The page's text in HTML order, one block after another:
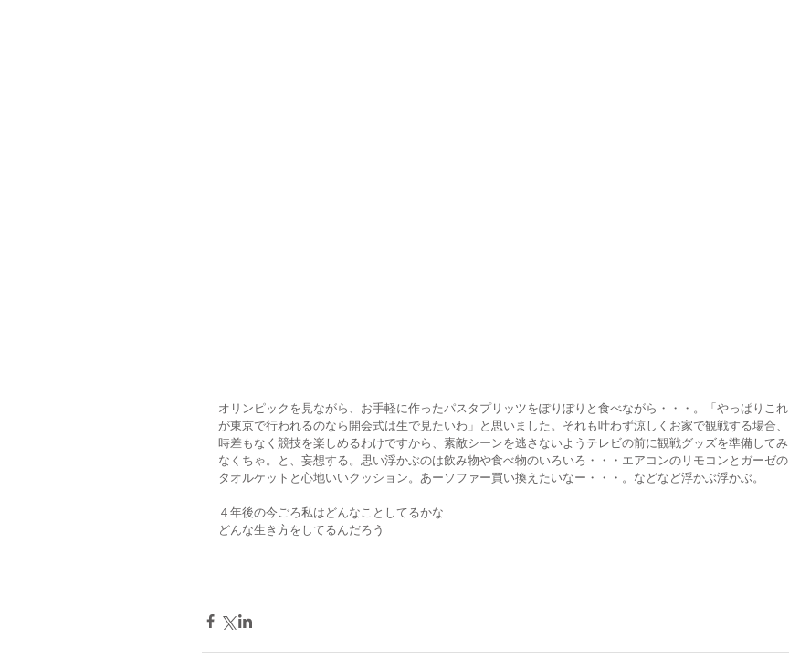
オリンピックを見ながら、お手軽に作ったパスタプリッツをぽりぽりと食べながら・・・。「やっぱりこれ
が東京で行われるのなら開会式は生で見たいわ」と思いました。それも叶わず涼しくお家で観戦する場合、
時差もなく競技を楽しめるわけですから、素敵シーンを逃さないようテレビの前に観戦グッズを準備してみ
なくちゃ。と、妄想する。思い浮かぶのは飲み物や食べ物のいろいろ・・・エアコンのリモコンとガーゼの
タオルケットと心地いいクッション。あーソファー買い換えたいなー・・・。などなど浮かぶ浮かぶ。
４年後の今ごろ私はどんなことしてるかな
どんな生き方をしてるんだろう